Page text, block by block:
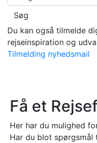
Søg
Du kan også tilmelde
rejseinspiration og
Tilmelding nyhedsmail
Få et
Her har du mulighed
Har du blot spørgsmål